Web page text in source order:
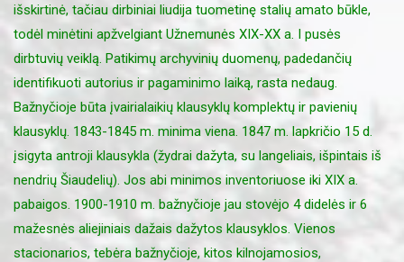
išskirtinė, tačiau dirbiniai liudija tuometinę stalių amato būkle,
todėl minėtini apžvelgiant Užnemunės XIX-XX a. I pusės
dirbtuvių veiklą. Patikimų archyvinių duomenų, padedančių
identifikuoti autorius ir pagaminimo laiką, rasta nedaug.
Bažnyčioje būta įvairialaikių klausyklų komplektų ir pavienių
klausyklų. 1843-1845 m. minima viena. 1847 m. lapkričio 15 d.
įsigyta antroji klausykla (žydrai dažyta, su langeliais, išpintais iš
nendrių Šiaudelių). Jos abi minimos inventoriuose iki XIX a.
pabaigos. 1900-1910 m. bažnyčioje jau stovėjo 4 didelės ir 6
mažesnės aliejiniais dažais dažytos klausyklos. Vienos
stacionarios, tebėra bažnyčioje, kitos kilnojamosios,